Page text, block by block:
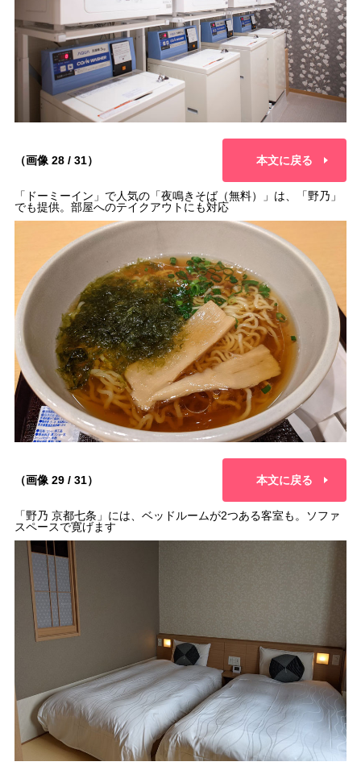
（画像 28 / 31） 本文に戻る
「ドーミーイン」で人気の「夜鳴きそば（無料）」は、「野乃」
でも提供。部屋へのテイクアウトにも対応
（画像 29 / 31） 本文に戻る
「野乃 京都七条」には、ベッドルームが2つある客室も。ソファ
スペースで寛げます